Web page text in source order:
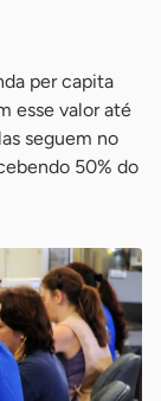
per capita
esse valor até
seguem no
50% do